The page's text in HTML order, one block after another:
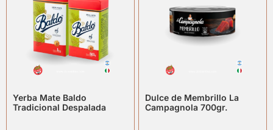
Yerba Mate Baldo
Tradicional Despalada
Dulce de Membrillo La
Campagnola 700gr.